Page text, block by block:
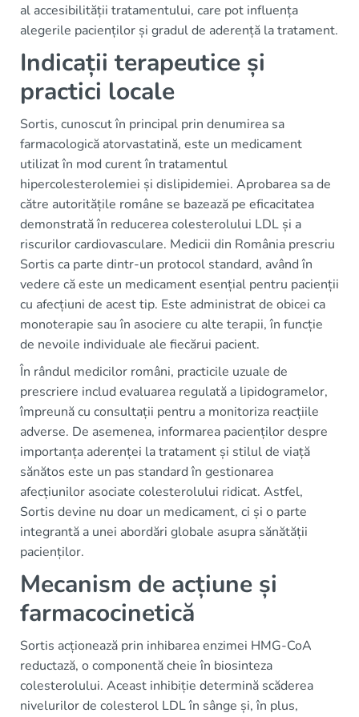
al accesibilității tratamentului, care pot influența
alegerile pacienților și gradul de aderență la tratament.
Indicații terapeutice și
practici locale
Sortis, cunoscut în principal prin denumirea sa
farmacologică atorvastatină, este un medicament
utilizat în mod curent în tratamentul
hipercolesterolemiei și dislipidemiei. Aprobarea sa de
către autoritățile române se bazează pe eficacitatea
demonstrată în reducerea colesterolului LDL și a
riscurilor cardiovasculare. Medicii din România prescriu
Sortis ca parte dintr-un protocol standard, având în
vedere că este un medicament esențial pentru pacienții
cu afecțiuni de acest tip. Este administrat de obicei ca
monoterapie sau în asociere cu alte terapii, în funcție
de nevoile individuale ale fiecărui pacient.
În rândul medicilor români, practicile uzuale de
prescriere includ evaluarea regulată a lipidogramelor,
împreună cu consultații pentru a monitoriza reacțiile
adverse. De asemenea, informarea pacienților despre
importanța aderenței la tratament și stilul de viață
sănătos este un pas standard în gestionarea
afecțiunilor asociate colesterolului ridicat. Astfel,
Sortis devine nu doar un medicament, ci și o parte
integrantă a unei abordări globale asupra sănătății
pacienților.
Mecanism de acțiune și
farmacocinetică
Sortis acționează prin inhibarea enzimei HMG-CoA
reductază, o componentă cheie în biosinteza
colesterolului. Aceast inhibiție determină scăderea
nivelurilor de colesterol LDL în sânge și, în plus,